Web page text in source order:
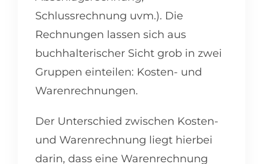
Schlussrechnung uvm.). Die
Rechnungen lassen sich aus
buchhalterischer Sicht grob in zwei
Gruppen einteilen: Kosten- und
Warenrechnungen.
Der Unterschied zwischen Kosten-
und Warenrechnung liegt hierbei
darin, dass eine Warenrechnung